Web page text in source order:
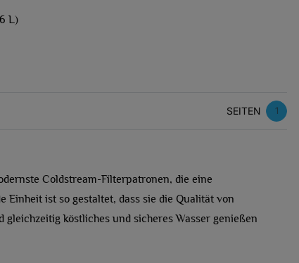
L)
SEITEN 1
Coldstream-Filterpatronen, die eine
Einheit ist so gestaltet, dass sie die Qualität von
köstliches und sicheres Wasser genießen